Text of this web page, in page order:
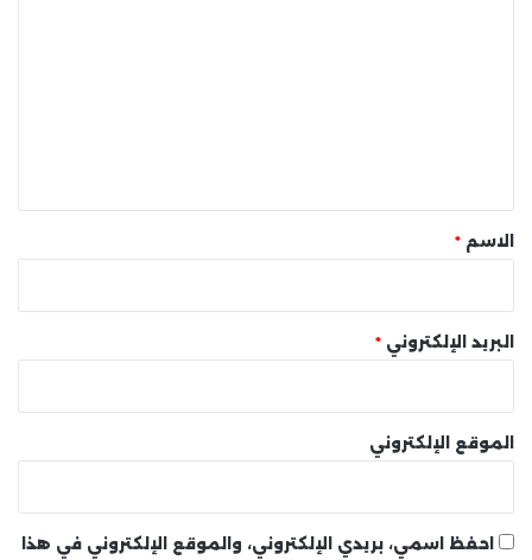
* الاسم *
البريد الإلكتروني *
الموقع الإلكتروني
احفظ اسمي، بريدي الإلكتروني، والموقع الإلكتروني في هذا